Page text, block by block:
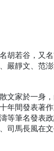
胡若谷，又
嚴靜文、范澎
文家於一身
年間發表著
等筆名發表
司馬長風在